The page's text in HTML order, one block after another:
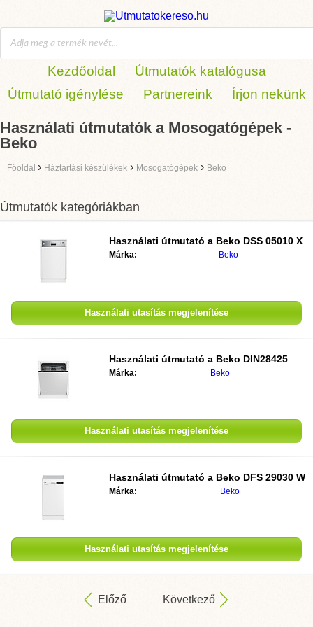
Kezdőoldal
Útmutatók katalógusa
Útmutató igénylése
Partnereink Írjon nekünk
Használati útmutatók a Mosogatógépek -
Beko
Főoldal › Háztartási készülékek › Mosogatógépek › Beko
Útmutatók kategóriákban
Használati útmutató a Beko DSS 05010 X
Márka: Beko
Használati utasítás megjelenítése
Használati útmutató a Beko DIN28425
Márka: Beko
Használati utasítás megjelenítése
Használati útmutató a Beko DFS 29030 W
Márka: Beko
Használati utasítás megjelenítése
Előző Következő